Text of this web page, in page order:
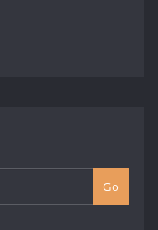
Go